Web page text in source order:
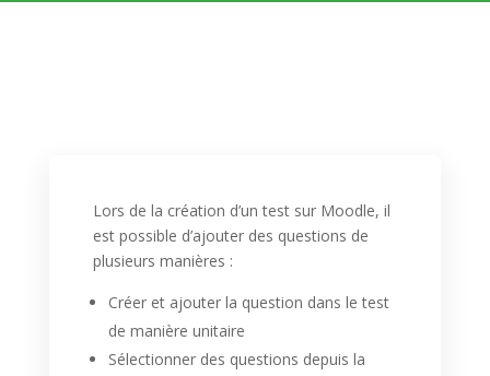
Lors de la création d’un test sur Moodle, il
est possible d’ajouter des questions de
plusieurs manières :
Créer et ajouter la question dans le test
de manière unitaire
Sélectionner des questions depuis la